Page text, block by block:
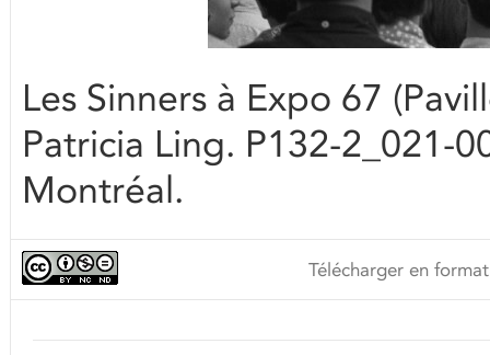
Les Sinners à Expo 67
Patricia Ling. P132-2_021-
Montréal.
Télécharger en